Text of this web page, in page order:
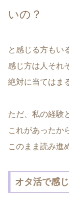
いの？
と感じる方もい
感じ方は人それ
絶対に当てはま
ただ、私の経験
これがあったか
このまま読み進
オタ活で感